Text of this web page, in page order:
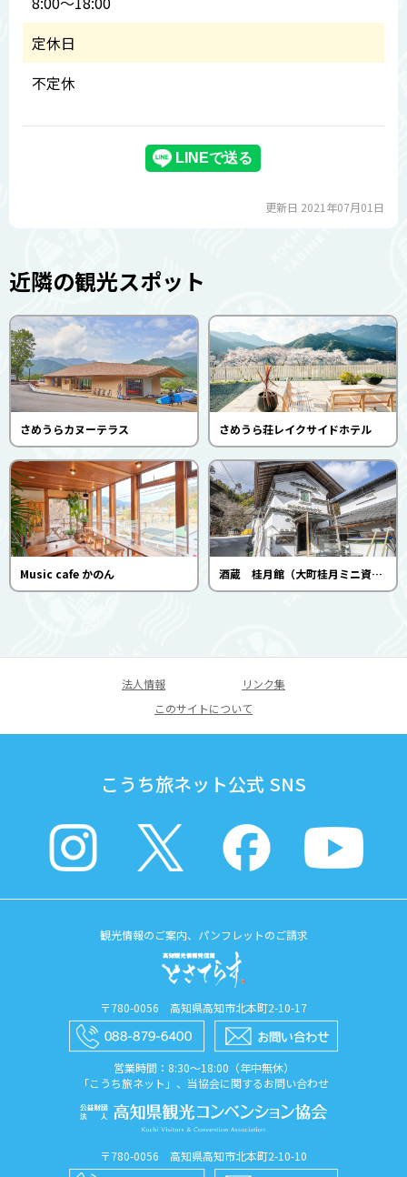
定休日
不定休
更新日 2021年07月01日
近隣の観光スポット
さめうらカヌーテラス さめうら荘レイクサイドホテル
Music cafe かのん 酒蔵 桂月館（大町桂月ミニ資料館）
法人情報
リンク集
このサイトについて
こうち旅ネット公式 SNS
観光情報のご案内、パンフレットのご請求
〒780-0056 高知県高知市北本町2-10-17
営業時間：8:30〜18:00（年中無休）
「こうち旅ネット」、当協会に関するお問い合わせ
〒780-0056 高知県高知市北本町2-10-10